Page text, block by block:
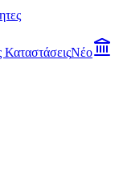
ΚαταστάσειςΝέο